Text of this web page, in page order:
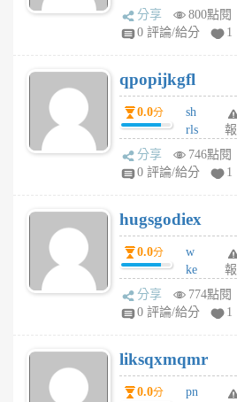
w
rs
6
個
月
前
分享
800點閱
0 評論/給分
1
qpopijkgfl
0.0分
sh
rls
k
m
6
個
月
前
報
分享
746點閱
0 評論/給分
1
hugsgodiex
0.0分
w
ke
rv
pj
6
個
月
報
分享
774點閱
0 評論/給分
1
liksqxmqmr
0.0分
pn